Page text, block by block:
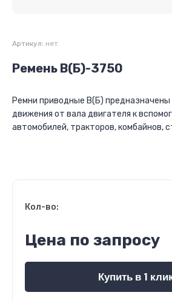
Артикул: нет
Ремень В(Б)-3750
Ремни приводные В(Б) предназначены
движения от вала двигателя к
автомобилей, тракторов, комбайнов,
Кол-во:
Цена по запросу
Купить в 1